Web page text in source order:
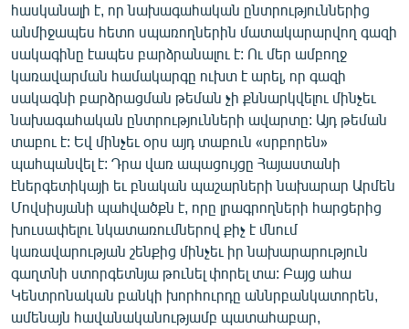
հասկանալի է, որ նախագահական ընտրություններից
անմիջապես հետո սպառողներին մատակարարվող գազի
սակագինը էապես բարձրանալու է: Ու մեր ամբողջ
կառավարման համակարգը ուխտ է արել, որ գազի
սակագնի բարձրացման թեման չի քննարկվելու մինչեւ
նախագահական ընտրությունների ավարտը: Այդ թեման
տաբու է: Եվ մինչեւ օրս այդ տաբուն «սրբորեն»
պահպանվել է: Դրա վառ ապացույցը Հայաստանի
էներգետիկայի եւ բնական պաշարների նախարար Արմեն
Մովսիսյանի պահվածքն է, որը լրագրողների հարցերից
խուսափելու նկատառումներով քիչ է մնում
կառավարության շենքից մինչեւ իր նախարարություն
գաղտնի ստորգետնյա թունել փորել տա: Բայց ահա
Կենտրոնական բանկի խորհուրդը աննրբանկատորեն,
ամենայն հավանականությամբ պատահաբար,